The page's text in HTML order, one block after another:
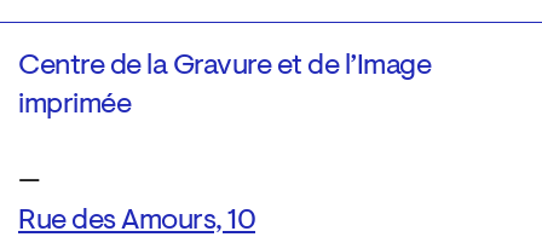
Centre de la Gravure et de l’Image
imprimée
—
Rue des Amours, 10